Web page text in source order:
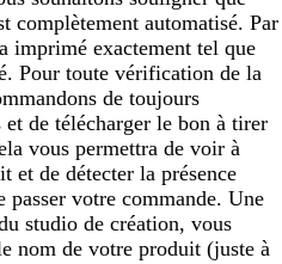
complètement automatisé. Par
imprimé exactement tel que
Pour toute vérification de la
de toujours
de télécharger le bon à tirer
vous permettra de voir à
et de détecter la présence
passer votre commande. Une
studio de création, vous
nom de votre produit (juste à